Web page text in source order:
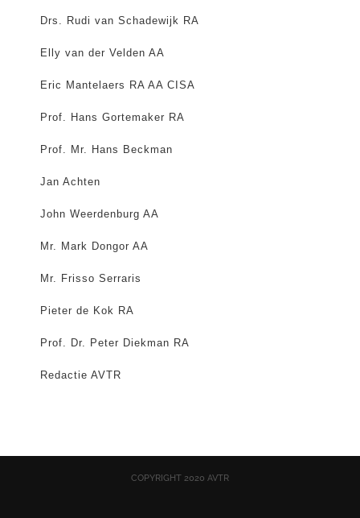
Drs. Rudi van Schadewijk RA
Elly van der Velden AA
Eric Mantelaers RA AA CISA
Prof. Hans Gortemaker RA
Prof. Mr. Hans Beckman
Jan Achten
John Weerdenburg AA
Mr. Mark Dongor AA
Mr. Frisso Serraris
Pieter de Kok RA
Prof. Dr. Peter Diekman RA
Redactie AVTR
COPYRIGHT 2020 AVTR